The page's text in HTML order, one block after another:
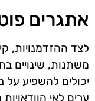
אתגרים
לצד ההזדמנויות,
משתנות, שינויים
יכולים להשפיע על
ערים לאי